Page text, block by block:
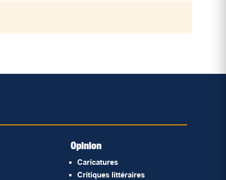
Opinion
Caricatures
Critiques littéraires